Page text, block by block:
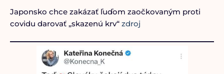
Japonsko chce zakázať ľuďom zaočkovaným proti
covidu darovať „skazenú krv“ zdroj